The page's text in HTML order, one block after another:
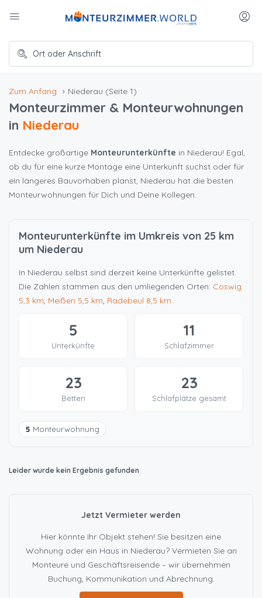
Zum Anfang Niederau (Seite 1)
Monteurzimmer & Monteurwohnungen
in Niederau
Entdecke großartige Monteurunterkünfte in Niederau! Egal,
ob du für eine kurze Montage eine Unterkunft suchst oder für
ein längeres Bauvorhaben planst, Niederau hat die besten
Monteurwohnungen für Dich und Deine Kollegen.
Monteurunterkünfte im Umkreis von 25 km
um Niederau
In Niederau selbst sind derzeit keine Unterkünfte gelistet.
Die Zahlen stammen aus den umliegenden Orten: Coswig
5,3 km, Meißen 5,5 km, Radebeul 8,5 km
5
Unterkünfte
11
Schlafzimmer
23
Betten
23
Schlafplätze gesamt
5 Monteurwohnung
Leider wurde kein Ergebnis gefunden
Jetzt Vermieter werden
Hier könnte Ihr Objekt stehen! Sie besitzen eine
Wohnung oder ein Haus in Niederau? Vermieten Sie an
Monteure und Geschäftsreisende – wir übernehmen
Buchung, Kommunikation und Abrechnung.